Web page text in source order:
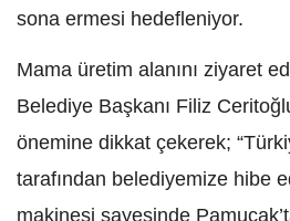
sona ermesi hedefleniyor.
Mama üretim alanını ziyaret
Belediye Başkanı Filiz
önemine dikkat çekerek;
tarafından belediyemize hibe
makinesi sayesinde